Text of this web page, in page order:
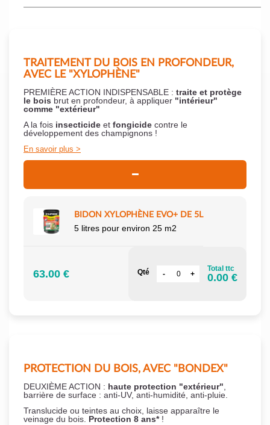
TRAITEMENT DU BOIS EN PROFONDEUR,
AVEC LE "XYLOPHÈNE"
PREMIÈRE ACTION INDISPENSABLE : traite et protège
le bois brut en profondeur, à appliquer "intérieur"
comme "extérieur"
A la fois insecticide et fongicide contre le
développement des champignons !
En savoir plus
BIDON XYLOPHÈNE EVO+ DE 5L
5 litres pour environ 25 m2
63.00 € Qté Total ttc
0.00 €
PROTECTION DU BOIS, AVEC "BONDEX"
DEUXIÈME ACTION : haute protection "extérieur"
barrière de surface : anti-UV, anti-humidité, anti-pluie.
Translucide ou teintes au choix, laisse apparaître le
veinage du bois. Protection 8 ans*!